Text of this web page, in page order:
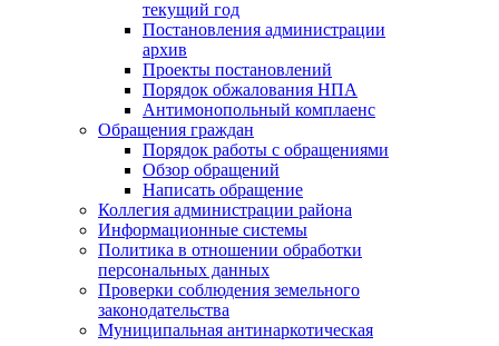
текущий год
Постановления администрации
архив
Проекты постановлений
Порядок обжалования НПА
Антимонопольный комплаенс
Обращения граждан
Порядок работы с обращениями
Обзор обращений
Написать обращение
Коллегия администрации района
Информационные системы
Политика в отношении обработки
персональных данных
Проверки соблюдения земельного
законодательства
Муниципальная антинаркотическая